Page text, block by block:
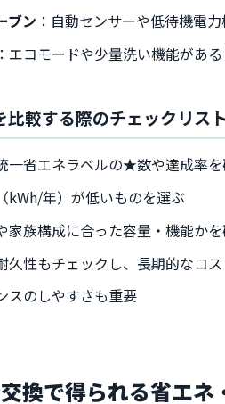
ブン ：自動センサーや低待機電
：エコモードや少量洗い機能があ
比較する際のチェックリスト
一省エネラベルの★数や達成率
kWh/年）が低いものを選ぶ
家族構成に合った容量・機能か
久性もチェックし、長期的なコ
スのしやすさも重要
換で得られる省エネ